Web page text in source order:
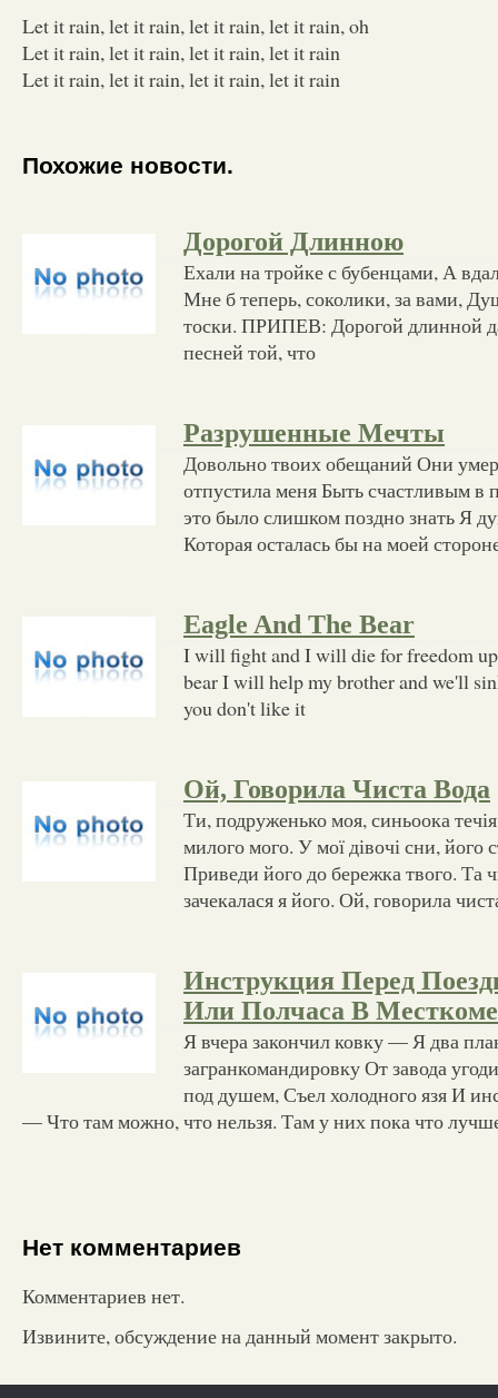
Let it rain, let it rain, let it rain, let it rain, oh
Let it rain, let it rain, let it rain, let it rain
Let it rain, let it rain, let it rain, let it rain
Похожие новости.
Дорогой Длинною
Ехали на тройке с бубенцами, А
Мне б теперь, соколики, за вами,
тоски. ПРИПЕВ: Дорогой длинной
песней той, что
Разрушенные Мечты
Довольно твоих обещаний Они
отпустила меня Быть счастливым в
это было слишком поздно знать Я
Которая осталась бы на моей
Eagle And The Bear
I will fight and I will die for freedom up
bear I will help my brother and we'll
you don't like it
Ой, Говорила Чиста Вода
Ти, подруженько моя, синьоока
милого мого. У мої дівочі сни, його
Приведи його до бережка твого. Та
зачекалася я його. Ой, говорила
Инструкция Перед
Или Полчаса В Месткоме
Я вчера закончил ковку — Я два
загранкомандировку От завода
под душем, Съел холодного язя И
— Что там можно, что нельзя. Там у них пока что
Нет комментариев
Комментариев нет.
Извините, обсуждение на данный момент закрыто.